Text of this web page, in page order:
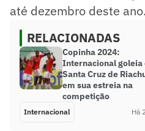
até dezembro deste ano.
RELACIONADAS
Copinha 2024:
Internacional goleia
Santa Cruz de
em sua estreia na
competição
Internacional Há